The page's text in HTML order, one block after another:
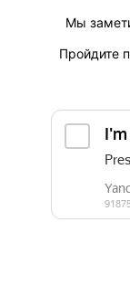
Мы
Пройдите